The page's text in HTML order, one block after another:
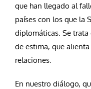
que han llegado al
países con los que la
diplomáticas. Se
de estima, que
relaciones.
En nuestro diálogo,